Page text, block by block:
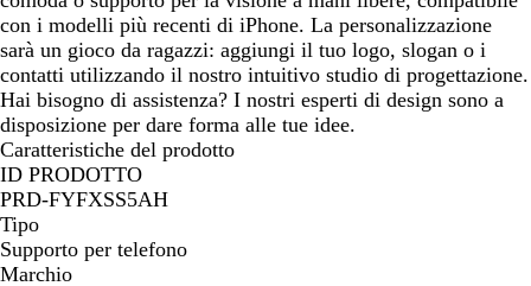
con i modelli più recenti di iPhone. La personalizzazione
sarà un gioco da ragazzi: aggiungi il tuo logo, slogan o i
contatti utilizzando il nostro intuitivo studio di progettazione.
Hai bisogno di assistenza? I nostri esperti di design sono a
disposizione per dare forma alle tue idee.
Caratteristiche del prodotto
ID PRODOTTO
PRD-FYFXSS5AH
Tipo
Supporto per telefono
Marchio